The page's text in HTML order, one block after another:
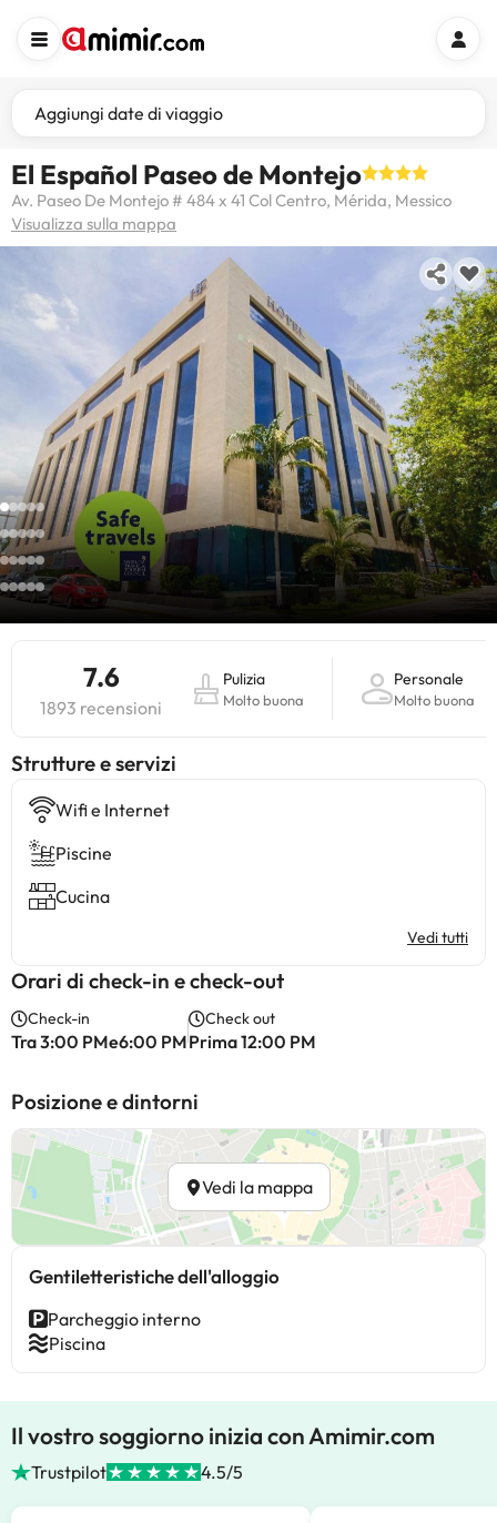
Aggiungi date di viaggio
El Español Paseo de Montejo
Av. Paseo De Montejo # 484 x 41 Col Centro, Mérida, Messico
Visualizza sulla mappa
7.6
1893 recensioni
Pulizia
Molto buona
Personale
Molto buona
​Strutture e servizi
Wifi e Internet
Piscine
Cucina
Vedi tutti
Orari di check-in e check-out
Check-in
Tra 3:00 PMe6:00 PM
Check out
Prima 12:00 PM
Posizione e dintorni
Vedi la mappa
Gentiletteristiche dell'alloggio
Parcheggio interno
Piscina
Il vostro soggiorno inizia con Amimir.com
Trustpilot 4.5/5